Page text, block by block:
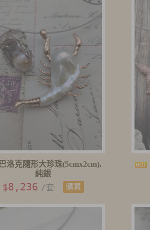
巴洛克隨形大珍珠(5cmx2cm).
純銀
$8,236 /套 購買